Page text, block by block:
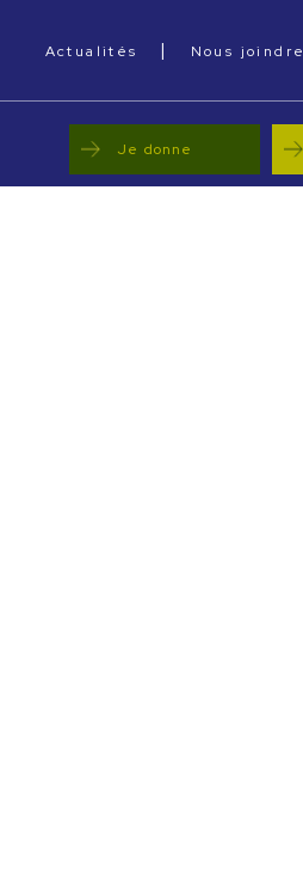
Actualités | Nous joindre
Je donne